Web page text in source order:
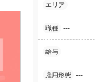
エリア ---
職種 ---
給与 ---
雇用形態 ---